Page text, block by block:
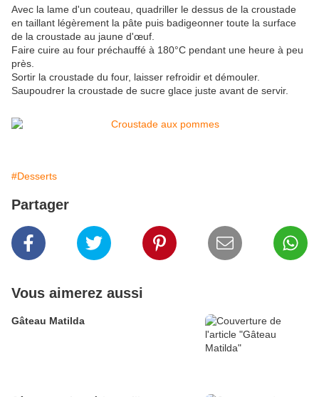
Avec la lame d'un couteau, quadriller le dessus de la croustade
en taillant légèrement la pâte puis badigeonner toute la surface
de la croustade au jaune d'œuf.
Faire cuire au four préchauffé à 180°C pendant une heure à peu
près.
Sortir la croustade du four, laisser refroidir et démouler.
Saupoudrer la croustade de sucre glace juste avant de servir.
#Desserts
Partager
Vous aimerez aussi
Gâteau Matilda